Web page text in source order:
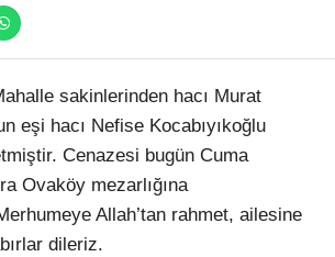
sakinlerinden hacı Murat
eşi hacı Nefise Kocabıyıkoğlu
Cenazesi bugün Cuma
Ovaköy mezarlığına
Allah’tan rahmet, ailesine
dileriz.